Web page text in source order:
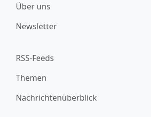
Über uns
Newsletter
RSS-Feeds
Themen
Nachrichtenüberblick